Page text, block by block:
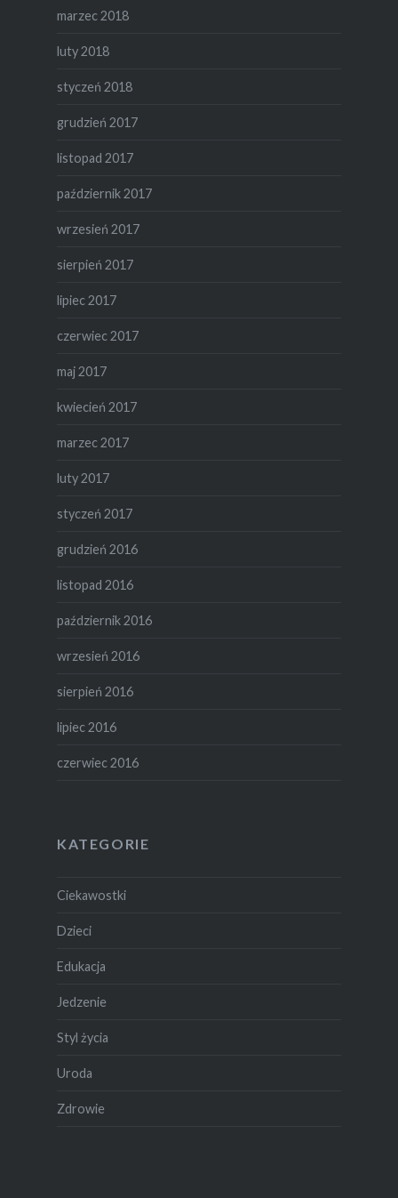
marzec 2018
luty 2018
styczeń 2018
grudzień 2017
listopad 2017
październik 2017
wrzesień 2017
sierpień 2017
lipiec 2017
czerwiec 2017
maj 2017
kwiecień 2017
marzec 2017
luty 2017
styczeń 2017
grudzień 2016
listopad 2016
październik 2016
wrzesień 2016
sierpień 2016
lipiec 2016
czerwiec 2016
KATEGORIE
Ciekawostki
Dzieci
Edukacja
Jedzenie
Styl życia
Uroda
Zdrowie